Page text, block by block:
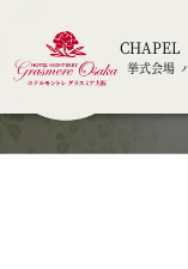
CHAPEL
挙式会場